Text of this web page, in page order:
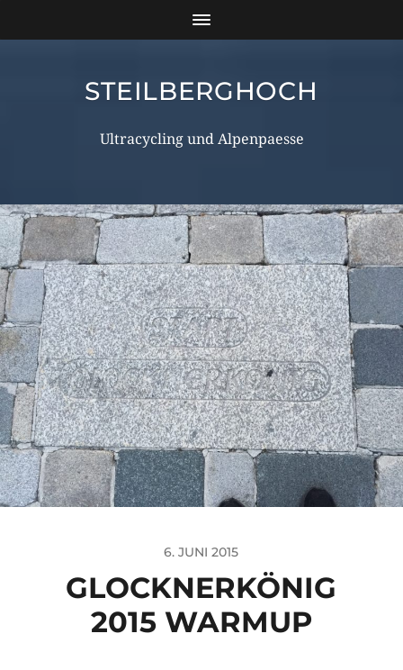
STEILBERGHOCH
Ultracycling und Alpenpaesse
6. JUNI 2015
GLOCKNERKÖNIG
2015 WARMUP